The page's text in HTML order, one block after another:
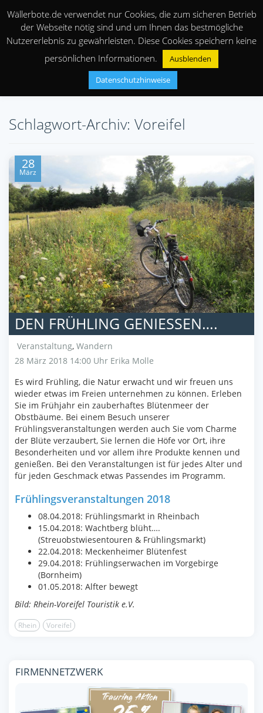
Schlagwort-Archiv: Voreifel
28
März
DEN FRÜHLING GENIESSEN….
Veranstaltung, Wandern
28 März 2018 14:00 Uhr Erika Molle
Es wird Frühling, die Natur erwacht und wir freuen uns
wieder etwas im Freien unternehmen zu können. Erleben
Sie im Frühjahr ein zauberhaftes Blütenmeer der
Obstbäume. Bei einem Besuch unserer
Frühlingsveranstaltungen werden auch Sie vom Charme
der Blüte verzaubert, Sie lernen die Höfe vor Ort, ihre
Besonderheiten und vor allem ihre Produkte kennen und
genießen. Bei den Veranstaltungen ist für jedes Alter und
für jeden Geschmack etwas Passendes im Programm.
Frühlingsveranstaltungen 2018
08.04.2018: Frühlingsmarkt in Rheinbach
15.04.2018: Wachtberg blüht….
(Streuobstwiesentouren & Frühlingsmarkt)
22.04.2018: Meckenheimer Blütenfest
29.04.2018: Frühlingserwachen im Vorgebirge
(Bornheim)
01.05.2018: Alfter bewegt
Bild: Rhein-Voreifel Touristik e.V.
Rhein Voreifel
FIRMENNETZWERK
Wällerbote.de verwendet nur Cookies, die zum sicheren Betrieb
der Webseite nötig sind und um Ihnen das bestmögliche
Nutzererlebnis zu gewährleisten. Diese Cookies speichern keine
persönlichen Informationen.
Ausblenden
Datenschutzhinweise